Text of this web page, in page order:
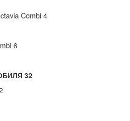
Combi 4
6
32